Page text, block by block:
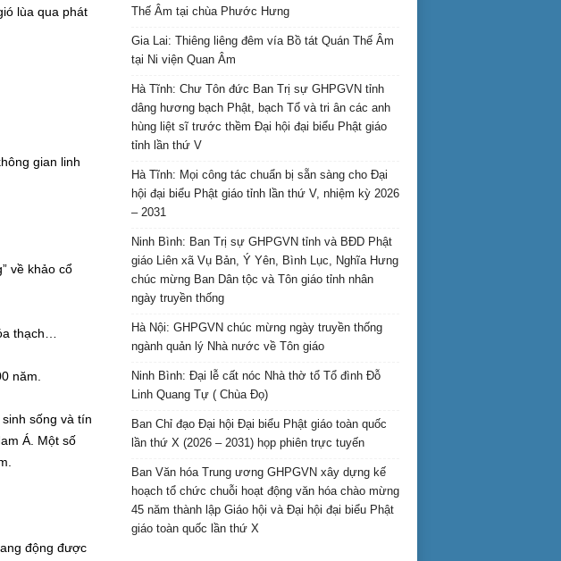
lùa qua phát
gian linh
về khảo cổ
thạch…
năm.
sống và tín
Á. Một số
động được
Thế Âm tại chùa Phước Hưng
Gia Lai: Thiêng liêng đêm vía Bồ tát Quán Thế Âm
tại Ni viện Quan Âm
Hà Tĩnh: Chư Tôn đức Ban Trị sự GHPGVN tỉnh
dâng hương bạch Phật, bạch Tổ và tri ân các anh
hùng liệt sĩ trước thềm Đại hội đại biểu Phật giáo
tỉnh lần thứ V
Hà Tĩnh: Mọi công tác chuẩn bị sẵn sàng cho Đại
hội đại biểu Phật giáo tỉnh lần thứ V, nhiệm kỳ 2026
– 2031
Ninh Bình: Ban Trị sự GHPGVN tỉnh và BĐD Phật
giáo Liên xã Vụ Bản, Ý Yên, Bình Lục, Nghĩa Hưng
chúc mừng Ban Dân tộc và Tôn giáo tỉnh nhân
ngày truyền thống
Hà Nội: GHPGVN chúc mừng ngày truyền thống
ngành quản lý Nhà nước về Tôn giáo
Ninh Bình: Đại lễ cất nóc Nhà thờ tổ Tổ đình Đỗ
Linh Quang Tự ( Chùa Đọ)
Ban Chỉ đạo Đại hội Đại biểu Phật giáo toàn quốc
lần thứ X (2026 – 2031) họp phiên trực tuyến
Ban Văn hóa Trung ương GHPGVN xây dựng kế
hoạch tổ chức chuỗi hoạt động văn hóa chào mừng
45 năm thành lập Giáo hội và Đại hội đại biểu Phật
giáo toàn quốc lần thứ X